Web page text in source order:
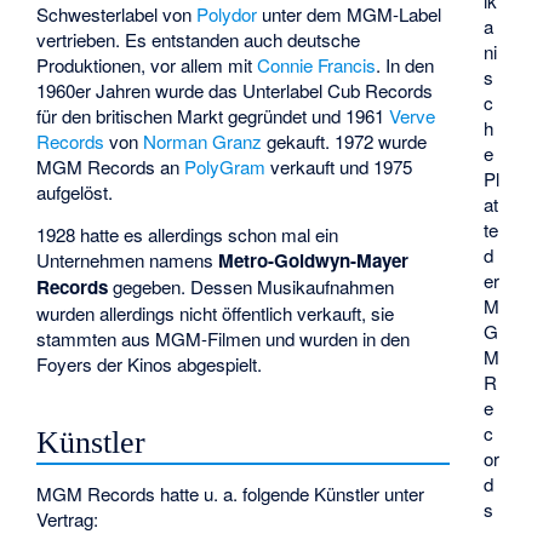
a
ni
s
c
h
e
Pl
at
te
d
er
M
G
M
R
e
c
or
d
s
Schwesterlabel von Polydor unter dem MGM-Label
vertrieben. Es entstanden auch deutsche
Produktionen, vor allem mitConnie Francis. In den
1960er Jahren wurde das UnterlabelCub Records
für den britischen Markt gegründet und 1961Verve
Records von Norman Granz gekauft. 1972 wurde
MGM Records an PolyGram verkauft und 1975
aufgelöst.
1928 hatte es allerdings schon mal ein
Unternehmen namens Metro-Goldwyn-Mayer
Recordsgegeben. Dessen Musikaufnahmen
wurden allerdings nicht öffentlich verkauft, sie
stammten aus MGM-Filmen und wurden in den
Foyers der Kinos abgespielt.
Künstler
MGM Records hatte u. a. folgende Künstler unter
Vertrag: